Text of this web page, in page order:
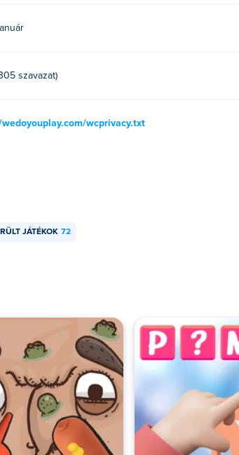
szavazat)
wcprivacy.txt
JÁTÉKOK 72